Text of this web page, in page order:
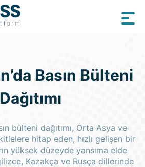
Basın Bülteni
Dağıtımı
bülteni dağıtımı, Orta Asya ve
hitap eden, hızlı gelişen bir
yüksek düzeyde yansıma elde
Kazakça ve Rusça dillerinde